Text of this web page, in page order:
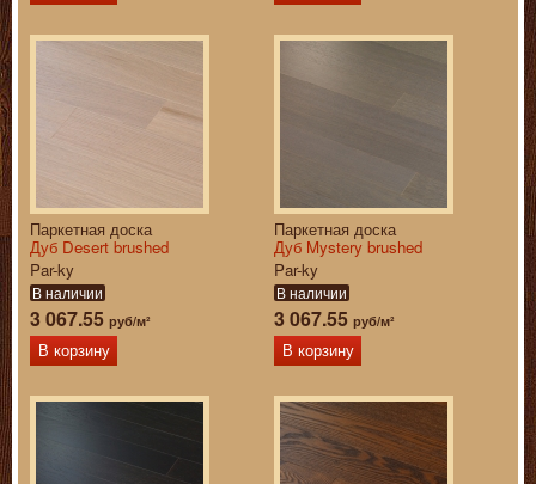
Паркетная доска
Дуб Desert brushed
Par-ky
В наличии
3 067.55 руб/м²
В корзину
Паркетная доска
Дуб Mystery brushed
Par-ky
В наличии
3 067.55 руб/м²
В корзину